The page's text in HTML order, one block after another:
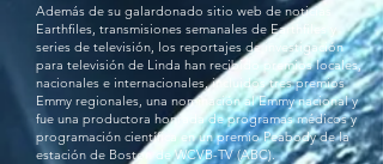
Además de su galardonado sitio web de noticias
Earthfiles, transmisiones semanales de Earthfiles y
series de televisión, los reportajes de investigación
para televisión de Linda han recibido premios locales,
nacionales e internacionales, incluidos tres premios
Emmy regionales, una nominación al Emmy nacional y
fue una productora honrada de programas médicos y
programación científica en un premio Peabody de la
estación de Boston de WCVB-TV (ABC).